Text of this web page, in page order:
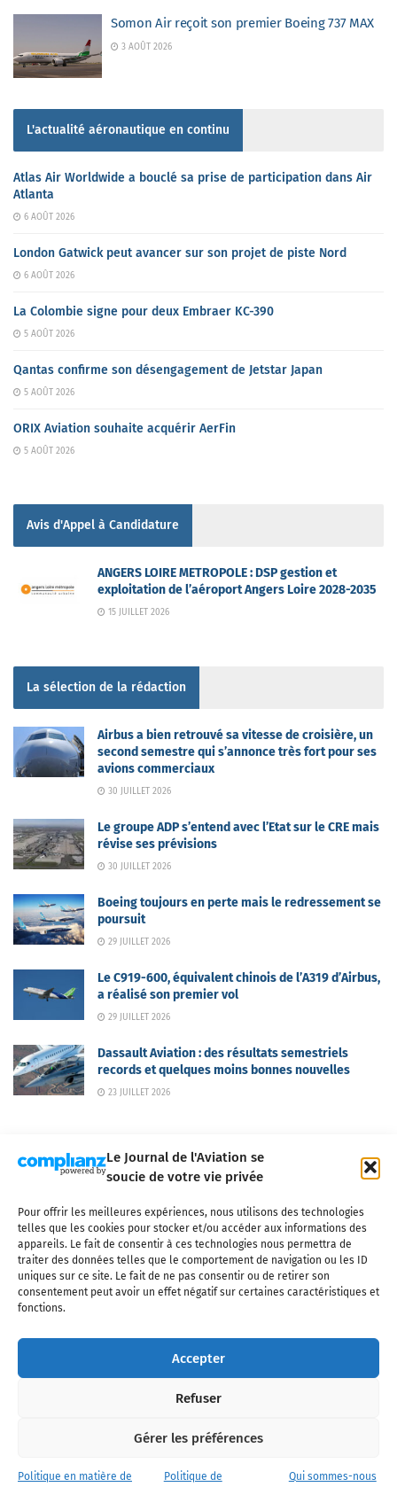
Le Journal de l'Aviation se
soucie de votre vie privée
Pour offrir les meilleures expériences, nous utilisons des technologies
telles que les cookies pour stocker et/ou accéder aux informations des
appareils. Le fait de consentir à ces technologies nous permettra de
traiter des données telles que le comportement de navigation ou les ID
uniques sur ce site. Le fait de ne pas consentir ou de retirer son
consentement peut avoir un effet négatif sur certaines caractéristiques et
fonctions.
Accepter
Refuser
Gérer les préférences
Politique en matière de Politique de Qui sommes-nous
Somon Air reçoit son premier Boeing 737 MAX
3 AOÛT 2026
L'actualité aéronautique en continu
Atlas Air Worldwide a bouclé sa prise de participation dans Air
Atlanta
6 AOÛT 2026
London Gatwick peut avancer sur son projet de piste Nord
6 AOÛT 2026
La Colombie signe pour deux Embraer KC-390
5 AOÛT 2026
Qantas confirme son désengagement de Jetstar Japan
5 AOÛT 2026
ORIX Aviation souhaite acquérir AerFin
5 AOÛT 2026
Avis d'Appel à Candidature
ANGERS LOIRE METROPOLE : DSP gestion et
exploitation de l’aéroport Angers Loire 2028-2035
15 JUILLET 2026
La sélection de la rédaction
Airbus a bien retrouvé sa vitesse de croisière, un
second semestre qui s’annonce très fort pour ses
avions commerciaux
30 JUILLET 2026
Le groupe ADP s’entend avec l’Etat sur le CRE mais
révise ses prévisions
30 JUILLET 2026
Boeing toujours en perte mais le redressement se
poursuit
29 JUILLET 2026
Le C919-600, équivalent chinois de l’A319 d’Airbus,
a réalisé son premier vol
29 JUILLET 2026
Dassault Aviation : des résultats semestriels
records et quelques moins bonnes nouvelles
23 JUILLET 2026
Qui sommes-nous ? Nous contacter
Partenaires
Mentions légales
CGV Politique de confidentialité Cookies
l'industrie aéronautique, l'aviation commerciale, l'aviation d'affaires, les
services MRO et après-vente, le financement et la location d'aéronefs
civils, l'aéronautique de défense et l'industrie spatiale. Toute reproduction,
interdite sans autorisation écrite spécifique du Journal de l’Aviation.